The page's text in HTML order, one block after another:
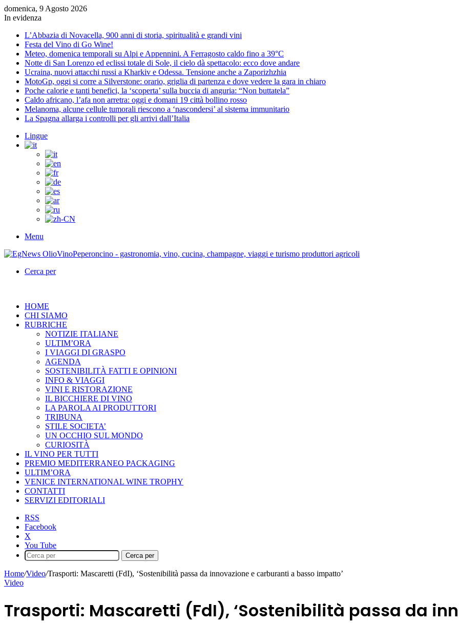
domenica, 9 Agosto 2026
In evidenza
L’Abbazia di Novacella, 900 anni di storia, spiritualità e grandi vini
Festa del Vino di Go Wine!
Meteo, domenica temporali su Alpi e Appennini. A Ferragosto caldo fino a 39°C
Notte di San Lorenzo ed eclissi totale di Sole, il cielo dà spettacolo: ecco dove andare
Ucraina, nuovi attacchi russi a Kharkiv e Odessa. Tensione anche a Zaporizhzhia
MotoGp, oggi si corre a Silverstone: orario, griglia di partenza e dove vedere la gara in chiaro
Poche calorie e tanti benefici, la ‘scoperta’ sulla buccia di anguria: “Non buttatela”
Caldo africano, l’afa non arretra: oggi e domani 19 città bollino rosso
Melanoma, alcune cellule tumorali riescono a ‘nascondersi’ al sistema immunitario
La Spagna allarga i controlli per gli arrivi dall’Italia
Lingue
Menu
Cerca per
HOME
CHI SIAMO
RUBRICHE
NOTIZIE ITALIANE
ULTIM’ORA
I VIAGGI DI GRASPO
AGENDA
SOSTENIBILITÀ FATTI E OPINIONI
INFO & VIAGGI
VINI E RISTORAZIONE
IL BICCHIERE DI VINO
LA PAROLA AI PRODUTTORI
TRIBUNA
STILE SOCIETA’
UN OCCHIO SUL MONDO
CURIOSITÀ
IL VINO PER TUTTI
PREMIO MEDITERRANEO PACKAGING
ULTIM’ORA
VENICE INTERNATIONAL WINE TROPHY
CONTATTI
SERVIZI EDITORIALI
RSS
Facebook
X
You Tube
Cerca per
Home/Video/Trasporti: Mascaretti (FdI), ‘Sostenibilità passa da innovazione e carburanti a basso impatto’
Video
Trasporti: Mascaretti (FdI), ‘Sostenibilità passa da